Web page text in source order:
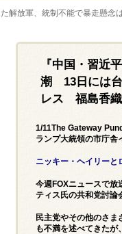
た解放軍、統制不能で暴走
『中国・習近
潮 13日には台
レス 福島香
1/11The Gateway
ランプ大統領の市庁舎
ニッキー・ヘイリーと
今週FOXニュースで放
ティス氏の共和党討論
民主党やその他のさま
も不満を述べてきたが